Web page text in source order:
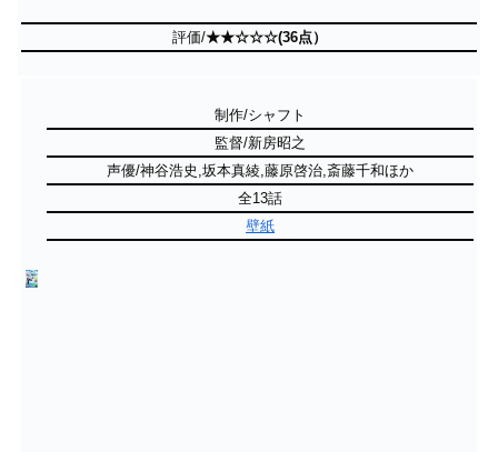
評価/★★☆☆☆(36点）
制作/シャフト
監督/新房昭之
声優/神谷浩史,坂本真綾,藤原啓治,斎藤千和ほか
全13話
壁紙